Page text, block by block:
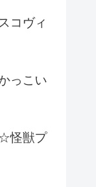
コヴィ
っこい
怪獣プ